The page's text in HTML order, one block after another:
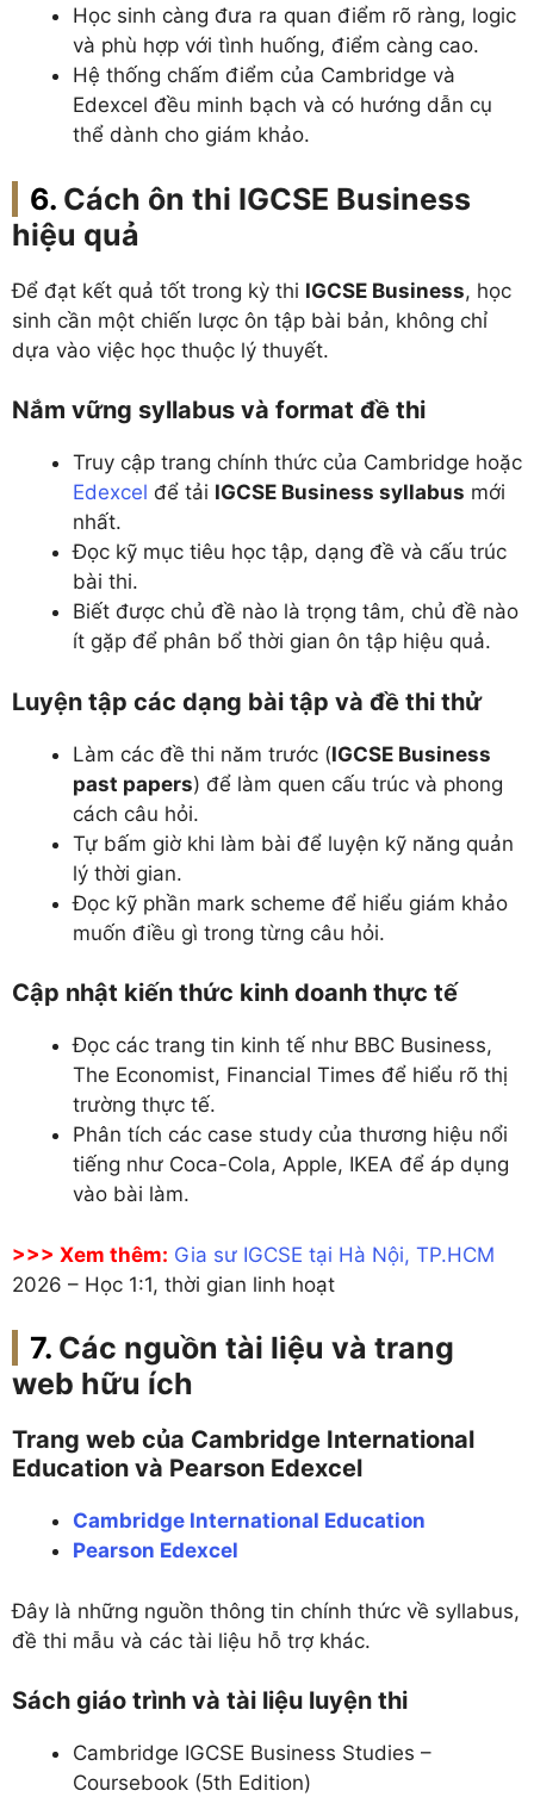
Học sinh càng đưa ra quan điểm rõ ràng, logic
và phù hợp với tình huống, điểm càng cao.
Hệ thống chấm điểm của Cambridge và
Edexcel đều minh bạch và có hướng dẫn cụ
thể dành cho giám khảo.
Cách ôn thi IGCSE Business
hiệu quả
Để đạt kết quả tốt trong kỳ thi IGCSE Business, học
sinh cần một chiến lược ôn tập bài bản, không chỉ
dựa vào việc học thuộc lý thuyết.
Nắm vững syllabus và format đề thi
Truy cập trang chính thức của Cambridge hoặc
Edexcel để tải IGCSE Business syllabus mới
nhất.
Đọc kỹ mục tiêu học tập, dạng đề và cấu trúc
bài thi.
Biết được chủ đề nào là trọng tâm, chủ đề nào
ít gặp để phân bổ thời gian ôn tập hiệu quả.
Luyện tập các dạng bài tập và đề thi thử
Làm các đề thi năm trước (IGCSE Business
past papers) để làm quen cấu trúc và phong
cách câu hỏi.
Tự bấm giờ khi làm bài để luyện kỹ năng quản
lý thời gian.
Đọc kỹ phần mark scheme để hiểu giám khảo
muốn điều gì trong từng câu hỏi.
Cập nhật kiến thức kinh doanh thực tế
Đọc các trang tin kinh tế như BBC Business,
The Economist, Financial Times để hiểu rõ thị
trường thực tế.
Phân tích các case study của thương hiệu nổi
tiếng như Coca-Cola, Apple, IKEA để áp dụng
vào bài làm.
>>> Xem thêm: Gia sư IGCSE tại Hà Nội, TP.HCM
2026 – Học 1:1, thời gian linh hoạt
Các nguồn tài liệu và trang
web hữu ích
Trang web của Cambridge International
Education và Pearson Edexcel
Cambridge International Education
Pearson Edexcel
Đây là những nguồn thông tin chính thức về syllabus,
đề thi mẫu và các tài liệu hỗ trợ khác.
Sách giáo trình và tài liệu luyện thi
Cambridge IGCSE Business Studies –
Coursebook (5th Edition)